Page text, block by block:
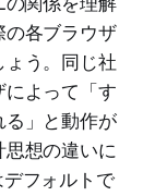
の各ブラウザ
ょう。同じ社
によって「す
る」と動作が
想の違いに
フォルトで